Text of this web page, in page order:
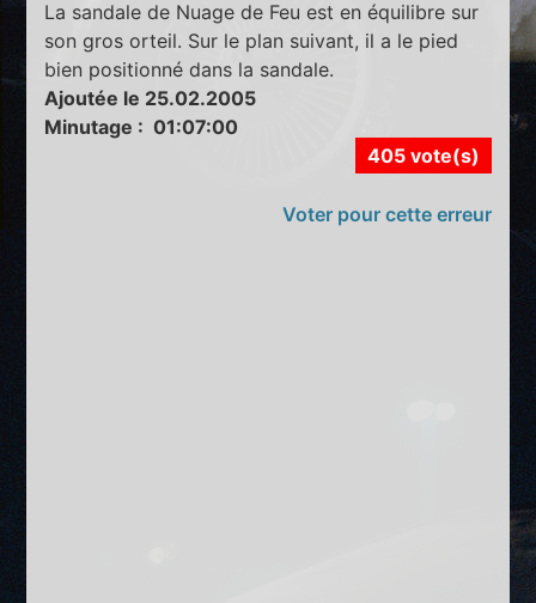
La sandale de Nuage de Feu est en équilibre sur
son gros orteil. Sur le plan suivant, il a le pied
bien positionné dans la sandale.
Ajoutée le 25.02.2005
Minutage : 01:07:00
405 vote(s)
Voter pour cette erreur